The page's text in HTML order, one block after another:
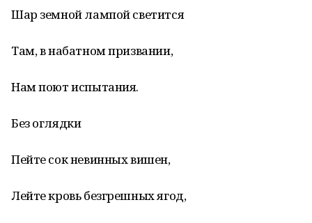
Шар земной лампой светится
Там, в набатном призвании,
Нам поют испытания.
Без оглядки
Пейте сок невинных вишен,
Лейте кровь безгрешных ягод,